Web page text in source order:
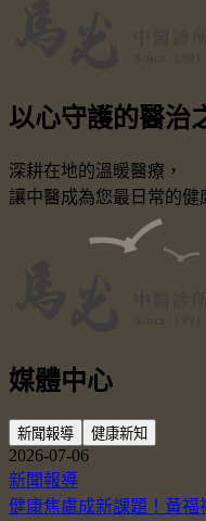
以心守護的醫治
深耕在地的溫暖醫療，
讓中醫成為您最日常的健
媒體中心
新聞報導 健康新知
2026-07-06
新聞報導
健康焦慮成新課題！黃福